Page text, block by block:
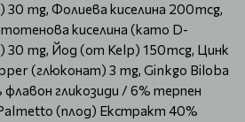
30 mg, Фолиева киселина 200mcg,
киселина (като D-
mg, Йод (от Kelp) 150mcg, Цинк
(глюконат) 3 mg, Ginkgo Biloba
гликозиди / 6% терпен
(плод) Екстракт 40%